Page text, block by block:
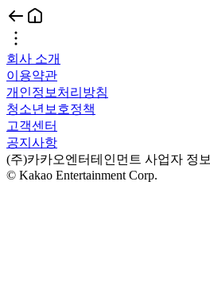
회사 소개
이용약관
개인정보처리방침
청소년보호정책
고객센터
공지사항
(주)카카오엔터테인먼트 사업자 정보
© Kakao Entertainment Corp.